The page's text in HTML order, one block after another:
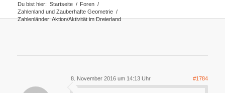
Du bist hier: Startseite / Foren /
Zahlenland und Zauberhafte Geometrie /
Zahlenländer: Aktion/Aktivität im Dreierland
8. November 2016 um 14:13 Uhr #1784